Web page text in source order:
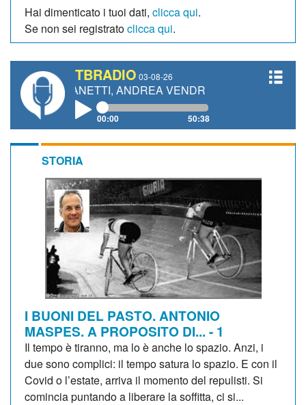
Hai dimenticato i tuoi dati, clicca qui.
Se non sei registratoclicca qui.
TBRADIO 03-08-26
GIANETTI, ANDREA VENDRAME, FILIPPO FIORELLI
00:00 50:38
STORIA
I BUONI DEL PASTO. ANTONIO
MASPES. A PROPOSITO DI... - 1
Il tempo è tiranno, ma lo è anche lo spazio. Anzi, i
due sono complici: il tempo satura lo spazio. E con il
Covid o l’estate, arriva il momento del repulisti. Si
comincia puntando a liberare la soffitta, ci si...